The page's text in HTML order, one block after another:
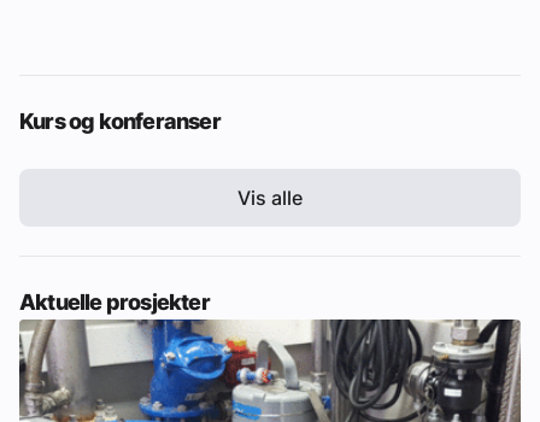
Kurs og konferanser
Vis alle
Aktuelle prosjekter